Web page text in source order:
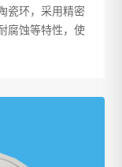
瓷环，采用精密
腐蚀等特性，使